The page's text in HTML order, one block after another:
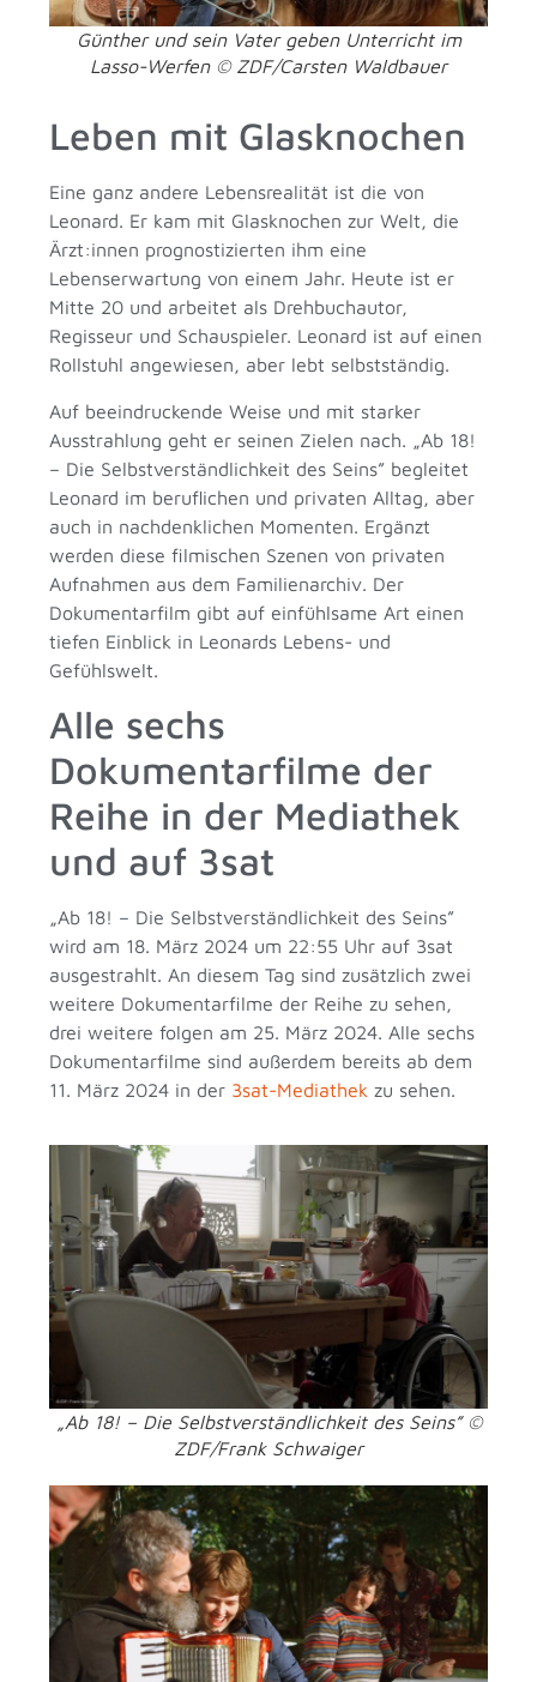
Günther und sein Vater geben Unterricht im
Lasso-Werfen © ZDF/Carsten Waldbauer
Leben mit Glasknochen
Eine ganz andere Lebensrealität ist die von
Leonard. Er kam mit Glasknochen zur Welt, die
Ärzt:innen prognostizierten ihm eine
Lebenserwartung von einem Jahr. Heute ist er
Mitte 20 und arbeitet als Drehbuchautor,
Regisseur und Schauspieler. Leonard ist auf einen
Rollstuhl angewiesen, aber lebt selbstständig.
Auf beeindruckende Weise und mit starker
Ausstrahlung geht er seinen Zielen nach. „Ab 18!
– Die Selbstverständlichkeit des Seins” begleitet
Leonard im beruflichen und privaten Alltag, aber
auch in nachdenklichen Momenten. Ergänzt
werden diese filmischen Szenen von privaten
Aufnahmen aus dem Familienarchiv. Der
Dokumentarfilm gibt auf einfühlsame Art einen
tiefen Einblick in Leonards Lebens- und
Gefühlswelt.
Alle sechs
Dokumentarfilme der
Reihe in der Mediathek
und auf 3sat
„Ab 18! – Die Selbstverständlichkeit des Seins”
wird am 18. März 2024 um 22:55 Uhr auf 3sat
ausgestrahlt. An diesem Tag sind zusätzlich zwei
weitere Dokumentarfilme der Reihe zu sehen,
drei weitere folgen am 25. März 2024. Alle sechs
Dokumentarfilme sind außerdem bereits ab dem
11. März 2024 in der 3sat-Mediathek zu sehen.
„Ab 18! – Die Selbstverständlichkeit des Seins” ©
ZDF/Frank Schwaiger